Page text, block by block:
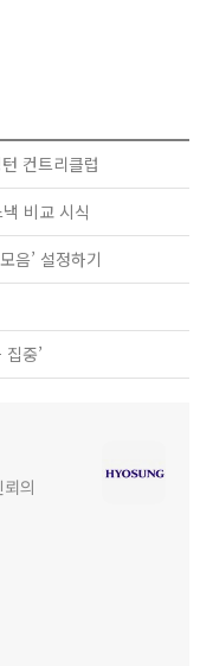
컨트리클럽
비교 시식
음’ 설정하기
중’
의